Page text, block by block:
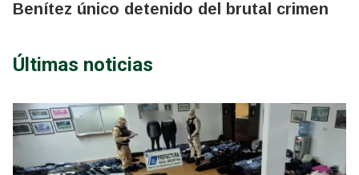
Benítez único detenido del brutal crimen
Últimas noticias